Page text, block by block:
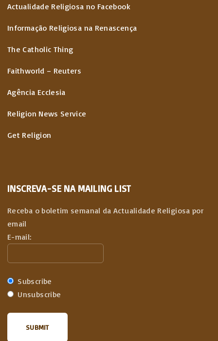
Actualidade Religiosa no Facebook
Informação Religiosa na Renascença
The Catholic Thing
Faithworld – Reuters
Agência Ecclesia
Religion News Service
Get Religion
INSCREVA-SE NA MAILING LIST
Receba o boletim semanal da Actualidade Religiosa por
email
E-mail:
Subscribe
Unsubscribe